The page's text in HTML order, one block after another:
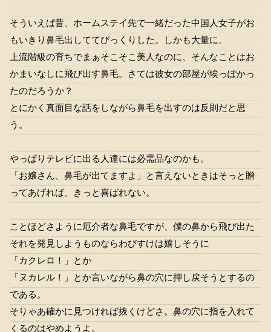
そういえば昔、ホームステイ先で一緒だった中国人女子がお
もいきり鼻毛出しててびっくりした。しかも大量に。
上流階級の育ちでまぁそこそこ美人なのに、そんなことはお
かまいなしに飛び出す鼻毛。さては彼女の部屋が埃っぽかっ
たのだろうか？
とにかく真面目な話をしながら鼻毛を出すのは反則だと思
う。
やっぱりテレビに出る人達には必需品なのかも。
「お嬢さん、鼻毛が出てますよ」と言えないときはそっと贈
ってあげれば、きっと喜ばれない。
ことほどさように厄介者な鼻毛ですが、僕の鼻から飛び出た
それを発見しようものならわびすけは嬉しそうに
「カクレロ！」とか
「ヌカレル！」とか言いながら鼻の穴に押し戻そうとするの
である。
そりゃあ確かに見つければ抜くけどさ。鼻の穴に指を入れて
くるのはやめようよ。